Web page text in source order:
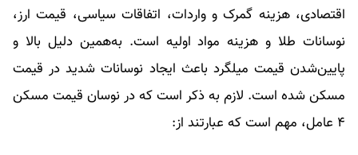
اقتصادی، هزینه گمرک و واردات، اتفاقات سیاسی، قیمت ارز،
نوسانات طلا و هزینه مواد اولیه است. به‌همین دلیل بالا و
پایین‌شدن قیمت میلگرد باعث ایجاد نوسانات شدید در قیمت
مسکن شده است. لازم به ذکر است که در نوسان قیمت مسکن
۴ عامل، مهم است که عبارتند از: